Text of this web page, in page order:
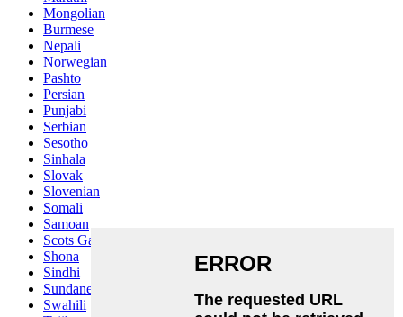
Mongolian
Burmese
Nepali
Norwegian
Pashto
Persian
Punjabi
Serbian
Sesotho
Sinhala
Slovak
Slovenian
Somali
Samoan
Scots Gaelic
Shona
Sindhi
Sundanese
Swahili